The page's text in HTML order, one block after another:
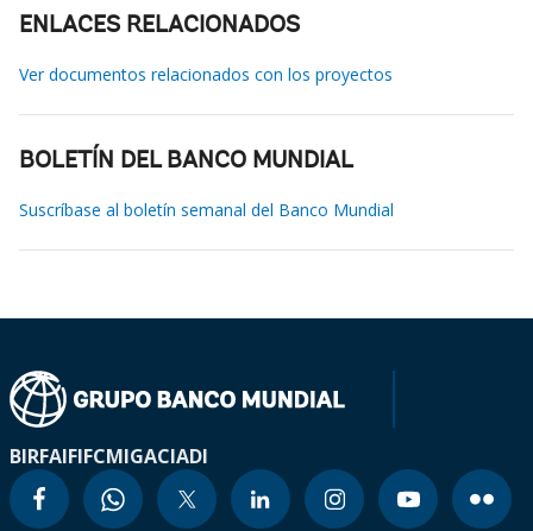
ENLACES RELACIONADOS
Ver documentos relacionados con los proyectos
BOLETÍN DEL BANCO MUNDIAL
Suscríbase al boletín semanal del Banco Mundial
BIRFAIFIFCMIGACIADI